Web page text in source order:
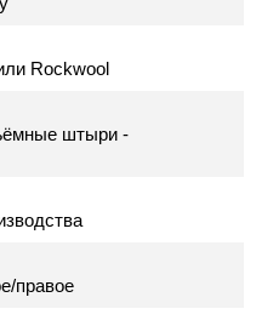
Rockwool
штыри -
правое